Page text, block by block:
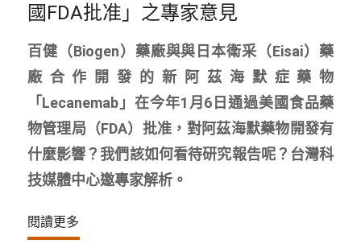
國FDA批准」之專家意見
百健（Biogen）藥廠與與日本衛采（Eisai）藥
廠合作開發的新阿茲海默症藥物
「Lecanemab」在今年1月6日通過美國食品藥
物管理局（FDA）批准，對阿茲海默藥物開發有
什麼影響？我們該如何看待研究報告呢？台灣科
技媒體中心邀專家解析。
閱讀更多